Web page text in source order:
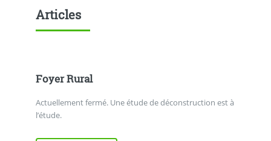
Articles
Foyer Rural
Actuellement fermé. Une étude de déconstruction est à
l’étude.